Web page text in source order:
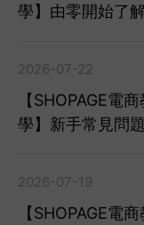
學】由零開始了
2026-07-22
【SHOPAGE電
學】新手常見問
2026-07-19
【SHOPAGE電